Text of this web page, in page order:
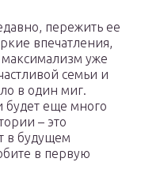
пережить ее
впечатления,
уже
семьи и
в один миг.
будет еще много
– это
в будущем
в первую